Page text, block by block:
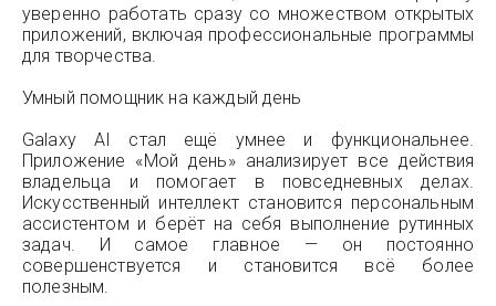
уверенно работать сразу со множеством открытых
приложений, включая профессиональные программы
для творчества.
Умный помощник на каждый день
Galaxy AI стал ещё умнее и функциональнее.
Приложение «Мой день» анализирует все действия
владельца и помогает в повседневных делах.
Искусственный интеллект становится персональным
ассистентом и берёт на себя выполнение рутинных
задач. И самое главное — он постоянно
совершенствуется и становится всё более
полезным.